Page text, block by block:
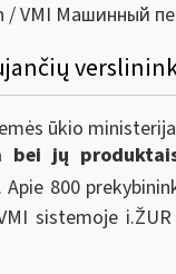
/ VMI Машинный
ūkio
bei jų
. Apie 800
sistemoje